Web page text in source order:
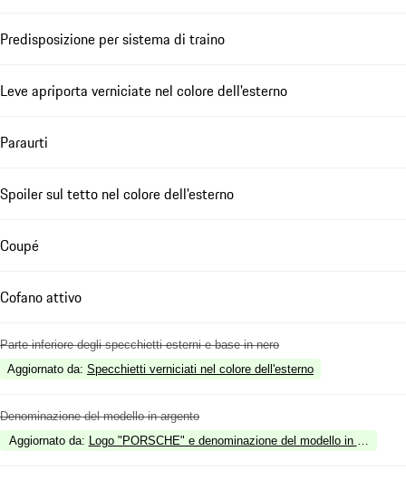
Predisposizione per sistema di traino
Leve apriporta verniciate nel colore dell'esterno
Paraurti
Spoiler sul tetto nel colore dell'esterno
Coupé
Cofano attivo
Parte inferiore degli specchietti esterni e base in nero
Aggiornato da: Specchietti verniciati nel colore dell'esterno
Denominazione del modello in argento
Aggiornato da: Logo "PORSCHE" e denominazione del modello in nero